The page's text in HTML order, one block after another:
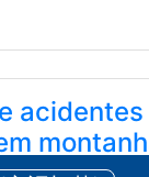
acidentes